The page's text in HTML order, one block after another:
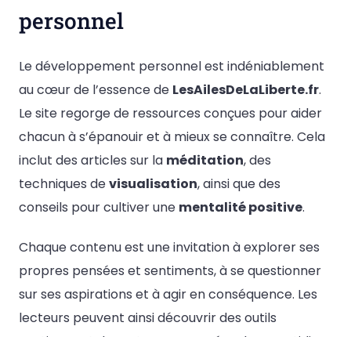
personnel
Le développement personnel est indéniablement
au cœur de l’essence de LesAilesDeLaLiberte.fr.
Le site regorge de ressources conçues pour aider
chacun à s’épanouir et à mieux se connaître. Cela
inclut des articles sur la méditation, des
techniques devisualisation, ainsi que des
conseils pour cultiver une mentalité positive.
Chaque contenu est une invitation à explorer ses
propres pensées et sentiments, à se questionner
sur ses aspirations et à agir en conséquence. Les
lecteurs peuvent ainsi découvrir des outils